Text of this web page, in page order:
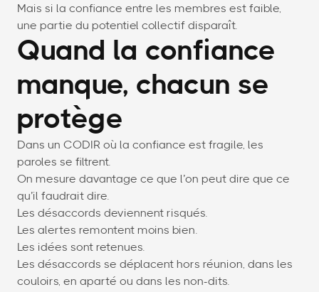
Mais si la confiance entre les membres est faible,
une partie du potentiel collectif disparaît.
Quand la confiance
manque, chacun se
protège
Dans un CODIR où la confiance est fragile, les
paroles se filtrent.
On mesure davantage ce que l’on peut dire que ce
qu’il faudrait dire.
Les désaccords deviennent risqués.
Les alertes remontent moins bien.
Les idées sont retenues.
Les désaccords se déplacent hors réunion, dans les
couloirs, en aparté ou dans les non-dits.